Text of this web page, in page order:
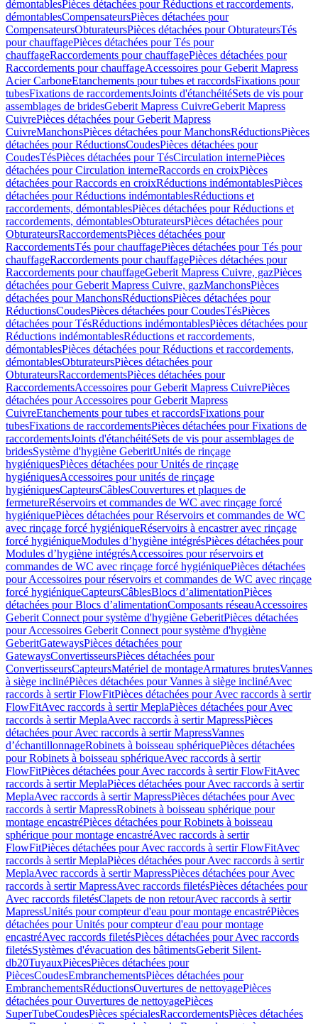
démontablesPièces détachées pour Réductions et raccordements,
démontablesCompensateursPièces détachées pour
CompensateursObturateursPièces détachées pour ObturateursTés
pour chauffagePièces détachées pour Tés pour
chauffageRaccordements pour chauffagePièces détachées pour
Raccordements pour chauffageAccessoires pour Geberit Mapress
Acier CarboneEtanchements pour tubes et raccordsFixations pour
tubesFixations de raccordementsJoints d'étanchéitéSets de vis pour
assemblages de bridesGeberit Mapress CuivreGeberit Mapress
CuivrePièces détachées pour Geberit Mapress
CuivreManchonsPièces détachées pour ManchonsRéductionsPièces
détachées pour RéductionsCoudesPièces détachées pour
CoudesTésPièces détachées pour TésCirculation internePièces
détachées pour Circulation interneRaccords en croixPièces
détachées pour Raccords en croixRéductions indémontablesPièces
détachées pour Réductions indémontablesRéductions et
raccordements, démontablesPièces détachées pour Réductions et
raccordements, démontablesObturateursPièces détachées pour
ObturateursRaccordementsPièces détachées pour
RaccordementsTés pour chauffagePièces détachées pour Tés pour
chauffageRaccordements pour chauffagePièces détachées pour
Raccordements pour chauffageGeberit Mapress Cuivre, gazPièces
détachées pour Geberit Mapress Cuivre, gazManchonsPièces
détachées pour ManchonsRéductionsPièces détachées pour
RéductionsCoudesPièces détachées pour CoudesTésPièces
détachées pour TésRéductions indémontablesPièces détachées pour
Réductions indémontablesRéductions et raccordements,
démontablesPièces détachées pour Réductions et raccordements,
démontablesObturateursPièces détachées pour
ObturateursRaccordementsPièces détachées pour
RaccordementsAccessoires pour Geberit Mapress CuivrePièces
détachées pour Accessoires pour Geberit Mapress
CuivreEtanchements pour tubes et raccordsFixations pour
tubesFixations de raccordementsPièces détachées pour Fixations de
raccordementsJoints d'étanchéitéSets de vis pour assemblages de
bridesSystème d'hygiène GeberitUnités de rinçage
hygiéniquesPièces détachées pour Unités de rinçage
hygiéniquesAccessoires pour unités de rinçage
hygiéniquesCapteursCâblesCouvertures et plaques de
fermetureRéservoirs et commandes de WC avec rinçage forcé
hygiéniquePièces détachées pour Réservoirs et commandes de WC
avec rinçage forcé hygiéniqueRéservoirs à encastrer avec rinçage
forcé hygiéniqueModules d’hygiène intégrésPièces détachées pour
Modules d’hygiène intégrésAccessoires pour réservoirs et
commandes de WC avec rinçage forcé hygiéniquePièces détachées
pour Accessoires pour réservoirs et commandes de WC avec rinçage
forcé hygiéniqueCapteursCâblesBlocs d’alimentationPièces
détachées pour Blocs d’alimentationComposants réseauAccessoires
Geberit Connect pour système d'hygiène GeberitPièces détachées
pour Accessoires Geberit Connect pour système d'hygiène
GeberitGatewaysPièces détachées pour
GatewaysConvertisseursPièces détachées pour
ConvertisseursCapteursMatériel de montageArmatures brutesVannes
à siège inclinéPièces détachées pour Vannes à siège inclinéAvec
raccords à sertir FlowFitPièces détachées pour Avec raccords à sertir
FlowFitAvec raccords à sertir MeplaPièces détachées pour Avec
raccords à sertir MeplaAvec raccords à sertir MapressPièces
détachées pour Avec raccords à sertir MapressVannes
d’échantillonnageRobinets à boisseau sphériquePièces détachées
pour Robinets à boisseau sphériqueAvec raccords à sertir
FlowFitPièces détachées pour Avec raccords à sertir FlowFitAvec
raccords à sertir MeplaPièces détachées pour Avec raccords à sertir
MeplaAvec raccords à sertir MapressPièces détachées pour Avec
raccords à sertir MapressRobinets à boisseau sphérique pour
montage encastréPièces détachées pour Robinets à boisseau
sphérique pour montage encastréAvec raccords à sertir
FlowFitPièces détachées pour Avec raccords à sertir FlowFitAvec
raccords à sertir MeplaPièces détachées pour Avec raccords à sertir
MeplaAvec raccords à sertir MapressPièces détachées pour Avec
raccords à sertir MapressAvec raccords filetésPièces détachées pour
Avec raccords filetésClapets de non retourAvec raccords à sertir
MapressUnités pour compteur d'eau pour montage encastréPièces
détachées pour Unités pour compteur d'eau pour montage
encastréAvec raccords filetésPièces détachées pour Avec raccords
filetésSystèmes d'évacuation des bâtimentsGeberit Silent-
db20TuyauxPiècesPièces détachées pour
PiècesCoudesEmbranchementsPièces détachées pour
EmbranchementsRéductionsOuvertures de nettoyagePièces
détachées pour Ouvertures de nettoyagePièces
SuperTubeCoudesPièces spécialesRaccordementsPièces détachées